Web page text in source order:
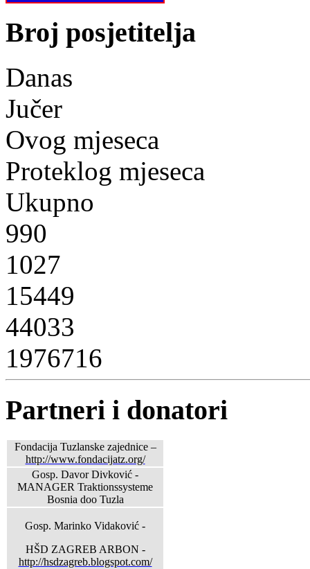
Broj posjetitelja
Danas
Jučer
Ovog mjeseca
Proteklog mjeseca
Ukupno
990
1027
15449
44033
1976716
Partneri i donatori
Fondacija Tuzlanske zajednice –
http://www.fondacijatz.org/
Gosp. Davor Divković -
MANAGER Traktionssysteme
Bosnia doo Tuzla
Gosp. Marinko Vidaković -
HŠD ZAGREB ARBON -
http://hsdzagreb.blogspot.com/